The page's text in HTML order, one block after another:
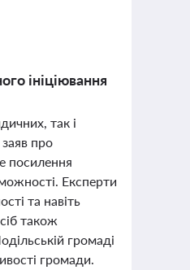
ініціювання
так і
про
посилення
Експерти
та навіть
також
громаді
громади.